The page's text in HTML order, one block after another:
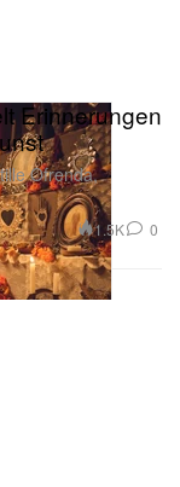
Erinnerungen
Ofrenda,
1.5K 0